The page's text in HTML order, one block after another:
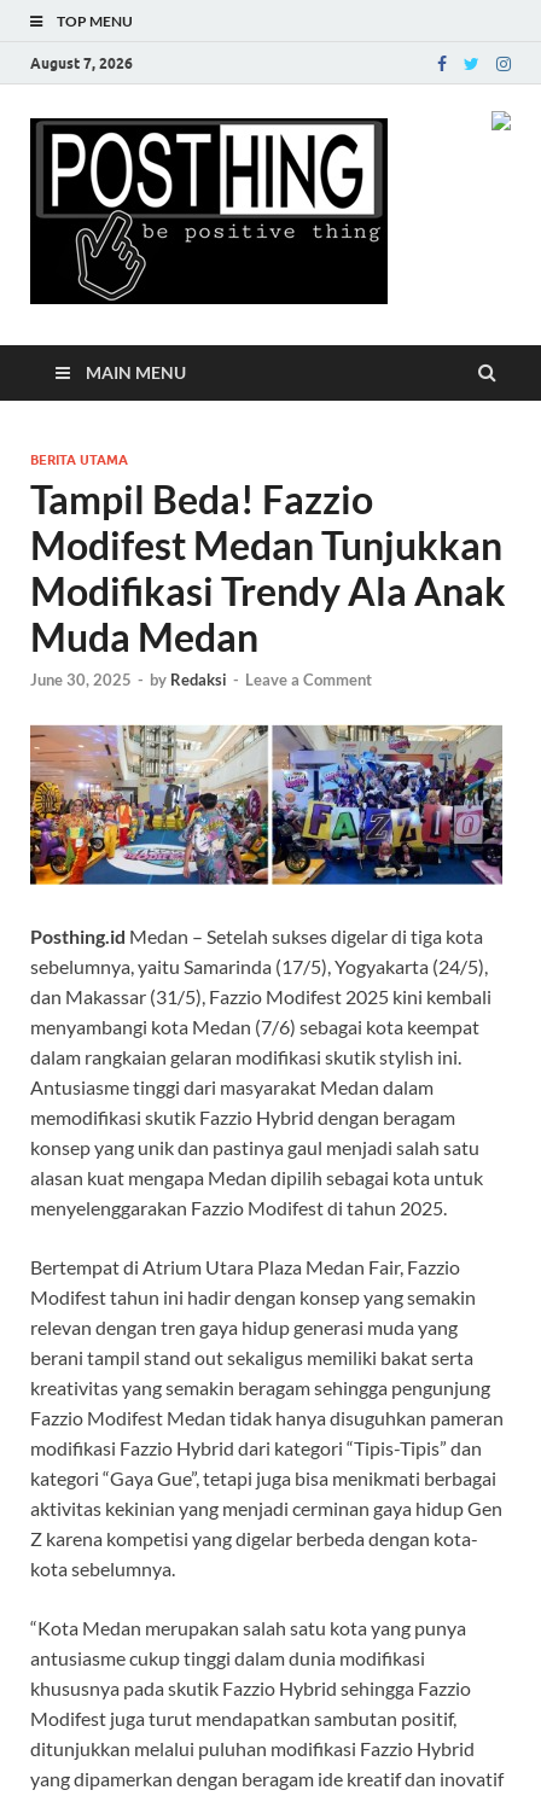
TOP MENU
August 7, 2026
MAIN MENU
BERITA UTAMA
Tampil Beda! Fazzio
Modifest Medan Tunjukkan
Modifikasi Trendy Ala Anak
Muda Medan
June 30, 2025 - by Redaksi - Leave a Comment
Posthing.id Medan – Setelah sukses digelar di tiga kota
sebelumnya, yaitu Samarinda (17/5), Yogyakarta (24/5),
dan Makassar (31/5), Fazzio Modifest 2025 kini kembali
menyambangi kota Medan (7/6) sebagai kota keempat
dalam rangkaian gelaran modifikasi skutik stylish ini.
Antusiasme tinggi dari masyarakat Medan dalam
memodifikasi skutik Fazzio Hybrid dengan beragam
konsep yang unik dan pastinya gaul menjadi salah satu
alasan kuat mengapa Medan dipilih sebagai kota untuk
menyelenggarakan Fazzio Modifest di tahun 2025.
Bertempat di Atrium Utara Plaza Medan Fair, Fazzio
Modifest tahun ini hadir dengan konsep yang semakin
relevan dengan tren gaya hidup generasi muda yang
berani tampil stand out sekaligus memiliki bakat serta
kreativitas yang semakin beragam sehingga pengunjung
Fazzio Modifest Medan tidak hanya disuguhkan pameran
modifikasi Fazzio Hybrid dari kategori “Tipis-Tipis” dan
kategori “Gaya Gue”, tetapi juga bisa menikmati berbagai
aktivitas kekinian yang menjadi cerminan gaya hidup Gen
Z karena kompetisi yang digelar berbeda dengan kota-
kota sebelumnya.
“Kota Medan merupakan salah satu kota yang punya
antusiasme cukup tinggi dalam dunia modifikasi
khususnya pada skutik Fazzio Hybrid sehingga Fazzio
Modifest juga turut mendapatkan sambutan positif,
ditunjukkan melalui puluhan modifikasi Fazzio Hybrid
yang dipamerkan dengan beragam ide kreatif dan inovatif